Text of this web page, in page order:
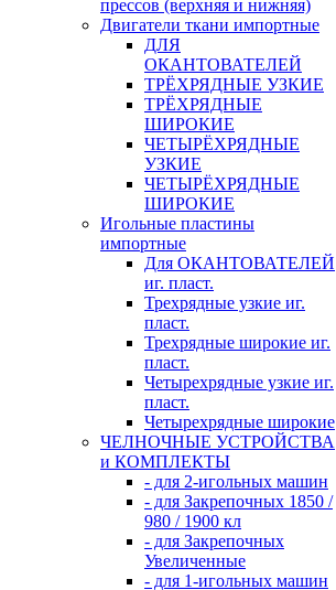
прессов (верхняя и нижняя)
Двигатели ткани импортные
ДЛЯ
ОКАНТОВАТЕЛЕЙ
ТРЁХРЯДНЫЕ УЗКИЕ
ТРЁХРЯДНЫЕ
ШИРОКИЕ
ЧЕТЫРЁХРЯДНЫЕ
УЗКИЕ
ЧЕТЫРЁХРЯДНЫЕ
ШИРОКИЕ
Игольные пластины
импортные
Для ОКАНТОВАТЕЛЕЙ
иг. пласт.
Трехрядные узкие иг.
пласт.
Трехрядные широкие иг.
пласт.
Четырехрядные узкие иг.
пласт.
Четырехрядные широкие
ЧЕЛНОЧНЫЕ УСТРОЙСТВА
и КОМПЛЕКТЫ
- для 2-игольных машин
- для Закрепочных 1850 /
980 / 1900 кл
- для Закрепочных
Увеличенные
- для 1-игольных машин